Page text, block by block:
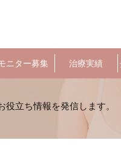
ニター募集 治療実績